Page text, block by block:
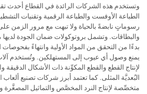
وتستخدم هذه الشركات الرائدة في القطاع أحدث
الطباعة الأوفست والطباعة الرقمية وتقنيات
رسوماتٍ نابضةً بالحياة ولا تبهت مع مرور الزمن
والبطاقات. وتشمل بروتوكولات ضمان الجودة
بدءًا من التحقق من المواد الأولية وانتهاءً بفحوصات
يمنع وصول أي عيوب إلى المستهلكين. وتُستخدم
لإنتاج القطع والقطع المكوِّنة ذات الأشكال الدقيقة
البُعديَّة المثلى. كما تعتمد أبرز شركات تصنيع
متخصِّصة لإنتاج النرد المخصَّص والتماثيل المصغَّرة